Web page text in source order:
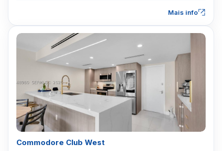
Mais info
Commodore Club West